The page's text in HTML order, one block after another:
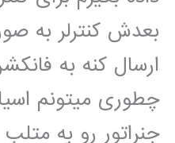
بعدش کنترلر به
ارسال کنه به
چطوری میتونم
جنراتور رو به